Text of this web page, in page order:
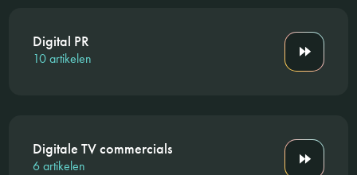
Digital PR
10 artikelen
Digitale TV commercials
6 artikelen